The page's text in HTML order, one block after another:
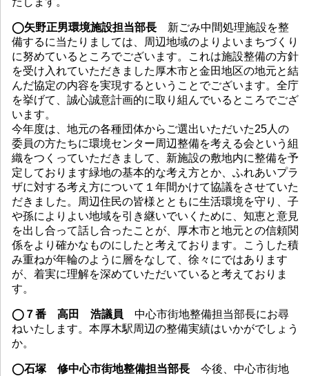
◯矢野正男環境施設担当部長 新ごみ中間処理施設を整
備するに当たりましては、周辺地域のよりよいまちづくり
に努めているところでございます。これは施設整備の方針
を受け入れていただきました厚木市と金田地区の地元と結
んだ協定の内容を実現するということでございます。全庁
を挙げて、誠心誠意計画的に取り組んでいるところでござ
います。
今年度は、地元の各種団体からご選出いただいた25人の
委員の方たちに環境センター周辺整備を考える会という組
織をつくっていただきまして、新施設の敷地内に整備を予
定しております緑地の基本的な考え方とか、ふれあいプラ
ザに対する考え方について１年間かけて協議をさせていた
だきました。周辺住民の皆様とともに生活環境を守り、子
や孫によりよい地域を引き継いでいくために、知恵と意見
を出し合って話し合ったことが、厚木市と地元との信頼関
係をより確かなものにしたと考えております。こうした積
み重ねが年輪のように層をなして、徐々にではあります
が、着実に理解を深めていただいていると考えておりま
す。
◯７番 高田 浩議員 中心市街地整備担当部長にお尋
ねいたします。本厚木駅周辺の整備実績はいかがでしょう
か。
◯石塚 修中心市街地整備担当部長 今後、中心市街地